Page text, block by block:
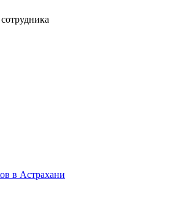
в Астрахани